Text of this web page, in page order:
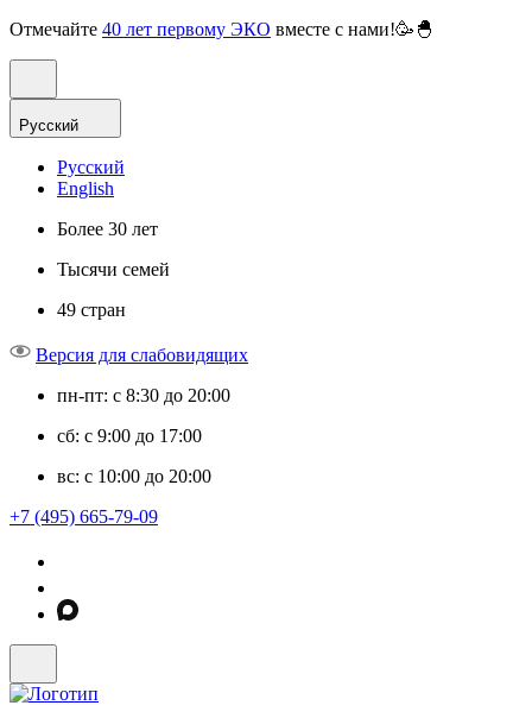
Отмечайте 40 лет первому ЭКО вместе с нами!🥳🐣
Русский
Русский
English
Более 30 лет
Тысячи семей
49 стран
Версия для слабовидящих
пн-пт: с 8:30 до 20:00
сб: с 9:00 до 17:00
вс: с 10:00 до 20:00
+7 (495) 665-79-09